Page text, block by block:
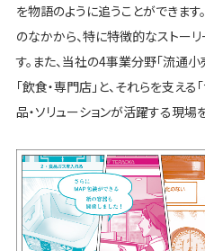
を物語のように追うことができます
のなかから、特に特徴的なストー
す。また、当社の4事業分野「流通小
「飲食・専門店」と、それらを支える
品・ソリューションが活躍する現場